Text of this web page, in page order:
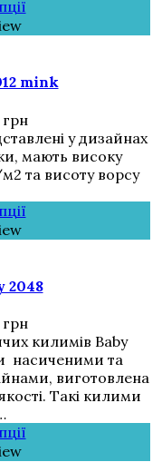
mink
грн
у дизайнах
мають високу
та висоту ворсу
2048
грн
килимів Baby
насиченими та
виготовлена
Такі килими